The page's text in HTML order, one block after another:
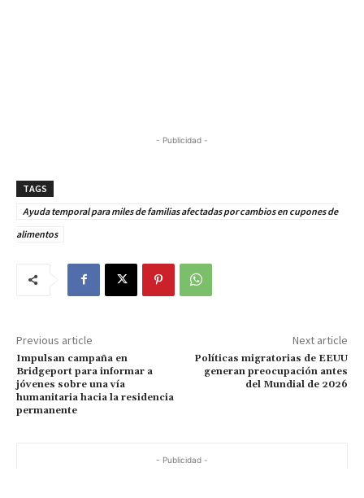
- Publicidad -
TAGS
Ayuda temporal para miles de familias afectadas por cambios en cupones de
alimentos
Previous article
Impulsan campaña en
Bridgeport para informar a
jóvenes sobre una vía
humanitaria hacia la residencia
permanente
Next article
Políticas migratorias de EEUU
generan preocupación antes
del Mundial de 2026
- Publicidad -